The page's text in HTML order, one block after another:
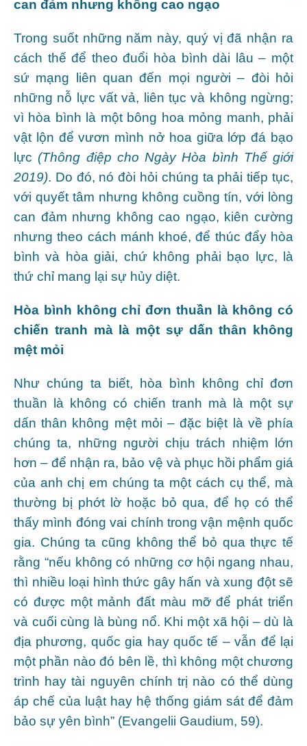
can đảm nhưng không cao ngạo
Trong suốt những năm này, quý vị đã nhận ra
cách thế để theo đuổi hòa bình dài lâu – một
sứ mạng liên quan đến mọi người – đòi hỏi
những nỗ lực vất vả, liên tục và không ngừng;
vì hòa bình là một bông hoa mỏng manh, phải
vật lộn để vươn mình nở hoa giữa lớp đá bạo
lực (Thông điệp cho Ngày Hòa bình Thế giới
2019). Do đó, nó đòi hỏi chúng ta phải tiếp tục,
với quyết tâm nhưng không cuồng tín, với lòng
can đảm nhưng không cao ngạo, kiên cường
nhưng theo cách mánh khoé, để thúc đẩy hòa
bình và hòa giải, chứ không phải bạo lực, là
thứ chỉ mang lại sự hủy diệt.
Hòa bình không chỉ đơn thuần là không có
chiến tranh mà là một sự dấn thân không
mệt mỏi
Như chúng ta biết, hòa bình không chỉ đơn
thuần là không có chiến tranh mà là một sự
dấn thân không mệt mỏi – đặc biệt là về phía
chúng ta, những người chịu trách nhiệm lớn
hơn – để nhận ra, bảo vệ và phục hồi phẩm giá
của anh chị em chúng ta một cách cụ thể, mà
thường bị phớt lờ hoặc bỏ qua, để họ có thể
thấy mình đóng vai chính trong vận mệnh quốc
gia. Chúng ta cũng không thể bỏ qua thực tế
rằng “nếu không có những cơ hội ngang nhau,
thì nhiều loại hình thức gây hấn và xung đột sẽ
có được một mảnh đất màu mỡ để phát triển
và cuối cùng là bùng nổ. Khi một xã hội – dù là
địa phương, quốc gia hay quốc tế – vẫn để lại
một phần nào đó bên lề, thì không một chương
trình hay tài nguyên chính trị nào có thể dùng
áp chế của luật hay hệ thống giám sát để đảm
bảo sự yên bình” (Evangelii Gaudium, 59).